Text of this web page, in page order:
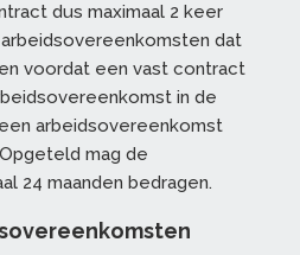
dus maximaal 2 keer
dat
voordat een vast contract
in de
arbeidsovereenkomst
mag de
24 maanden bedragen.